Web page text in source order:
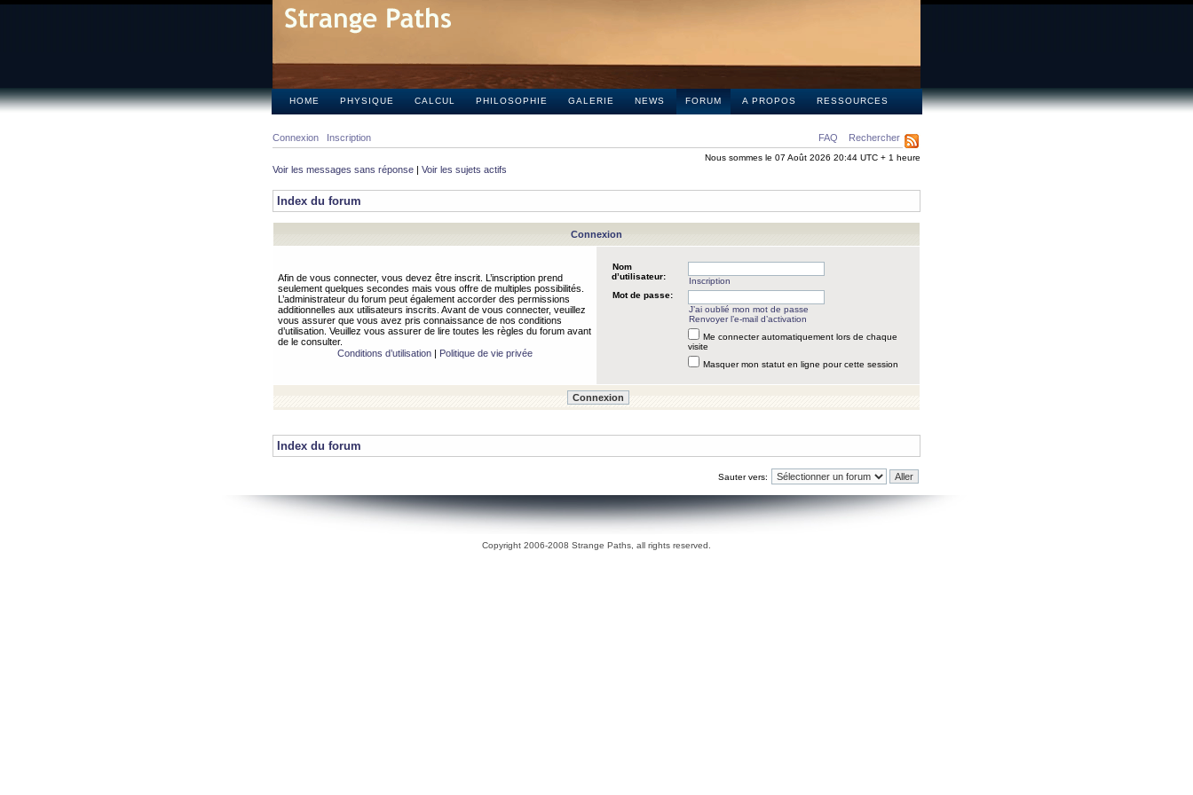
HOME PHYSIQUE CALCUL PHILOSOPHIE GALERIE NEWS FORUM A PROPOS RESSOURCES
FAQ Rechercher
Connexion Inscription
Nous sommes le 07 Août 2026 20:44 UTC + 1 heure
Voir les messages sans réponse | Voir les sujets actifs
Index du forum
Connexion
Afin de vous connecter, vous devez être inscrit. L’inscription prend
seulement quelques secondes mais vous offre de multiples possibilités.
L’administrateur du forum peut également accorder des permissions
additionnelles aux utilisateurs inscrits. Avant de vous connecter, veuillez
vous assurer que vous avez pris connaissance de nos conditions
d’utilisation. Veuillez vous assurer de lire toutes les règles du forum avant
de le consulter.
Conditions d’utilisation| Politique de vie privée
Nom
d’utilisateur:
Inscription
Mot de passe:
J’ai oublié mon mot de passe
Renvoyer l’e-mail d’activation
Me connecter automatiquement lors de chaque
visite
Masquer mon statut en ligne pour cette session
Index du forum
Sauter vers:
Copyright 2006-2008 Strange Paths, all rights reserved.